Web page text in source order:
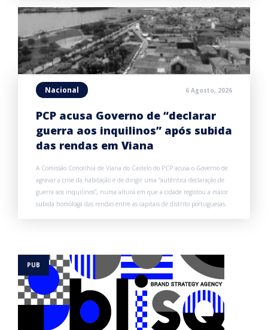
Nacional 6 Agosto, 2026
PCP acusa Governo de “declarar
guerra aos inquilinos” após subida
das rendas em Viana
A Comissão Concelhia de Viana do Castelo do PCP acusa o Governo de
agravar a crise da habitação e de dirigir uma “autêntica declaração de
guerra aos inquilinos”, numa altura em que a cidade registou a maior
subida homóloga das rendas entre as capitais de distrito portuguesas.